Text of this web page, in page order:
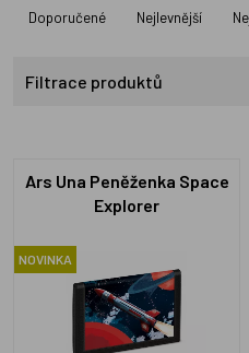
Doporučené Nejlevnější
Filtrace produktů
Ars Una Peněženka Space
Explorer
NOVINKA